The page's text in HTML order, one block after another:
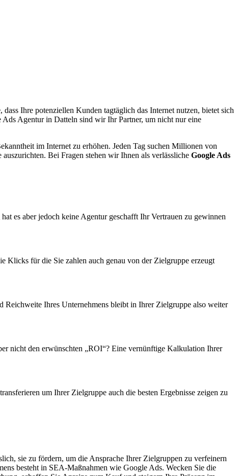
Ihre potenziellen Kunden tagtäglich das Internet nutzen, bietet sich
Agentur in Datteln sind wir Ihr Partner, um nicht nur eine
im Internet zu erhöhen. Jeden Tag suchen Millionen von
Bei Fragen stehen wir Ihnen als verlässliche Google Ads
es aber jedoch keine Agentur geschafft Ihr Vertrauen zu gewinnen
Klicks für die Sie zahlen auch genau von der Zielgruppe erzeugt
Reichweite Ihres Unternehmens bleibt in Ihrer Zielgruppe also weiter
nicht den erwünschten „ROI“? Eine vernünftige Kalkulation Ihrer
um Ihrer Zielgruppe auch die besten Ergebnisse zeigen zu
sie zu fördern, um die Ansprache Ihrer Zielgruppen zu verfeinern
besteht in SEA-Maßnahmen wie Google Ads. Wecken Sie die